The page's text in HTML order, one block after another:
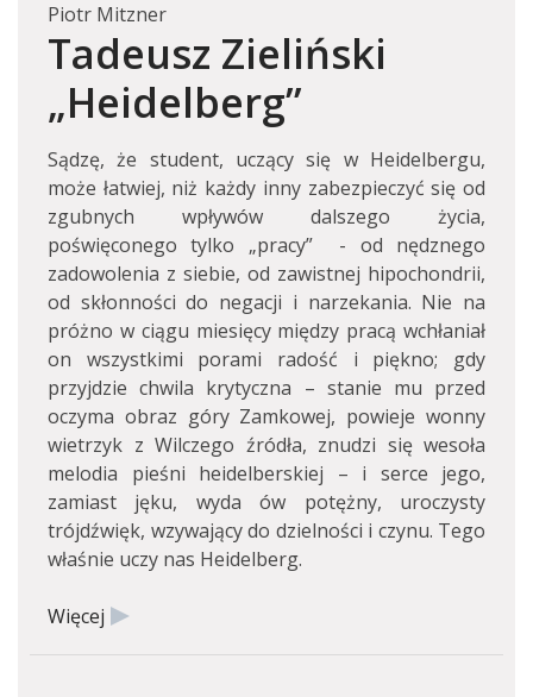
Piotr Mitzner
Tadeusz Zieliński
„Heidelberg”
Sądzę, że student, uczący się w Heidelbergu,
może łatwiej, niż każdy inny zabezpieczyć się od
zgubnych wpływów dalszego życia,
poświęconego tylko „pracy” - od nędznego
zadowolenia z siebie, od zawistnej hipochondrii,
od skłonności do negacji i narzekania. Nie na
próżno w ciągu miesięcy między pracą wchłaniał
on wszystkimi porami radość i piękno; gdy
przyjdzie chwila krytyczna – stanie mu przed
oczyma obraz góry Zamkowej, powieje wonny
wietrzyk z Wilczego źródła, znudzi się wesoła
melodia pieśni heidelberskiej – i serce jego,
zamiast jęku, wyda ów potężny, uroczysty
trójdźwięk, wzywający do dzielności i czynu. Tego
właśnie uczy nas Heidelberg.
Więcej